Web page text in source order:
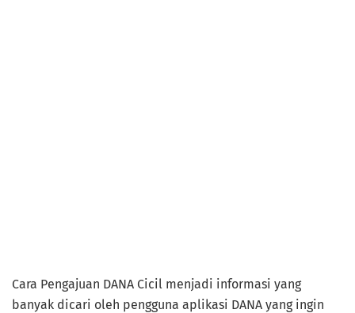
Cara Pengajuan DANA Cicil menjadi informasi yang
banyak dicari oleh pengguna aplikasi DANA yang ingin